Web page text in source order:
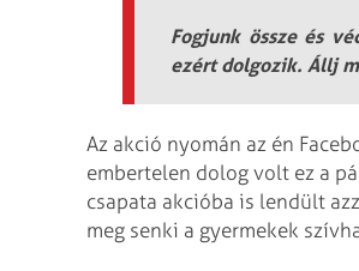
Fogjunk össze és
ezért dolgozik. Állj
Az akció nyomán az én
embertelen dolog volt ez a
csapata akcióba is lendült
meg senki a gyermekek